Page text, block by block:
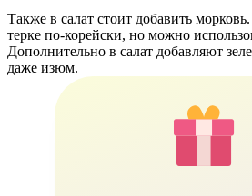
Также в салат стоит добавить
терке по-корейски, но можно
Дополнительно в салат добавляют
даже изюм.